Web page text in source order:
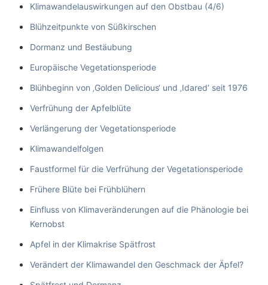
Klimawandelauswirkungen auf den Obstbau (4/6)
Blühzeitpunkte von Süßkirschen
Dormanz und Bestäubung
Europäische Vegetationsperiode
Blühbeginn von ‚Golden Delicious‘ und ‚Idared‘ seit 1976
Verfrühung der Apfelblüte
Verlängerung der Vegetationsperiode
Klimawandelfolgen
Faustformel für die Verfrühung der Vegetationsperiode
Frühere Blüte bei Frühblühern
Einfluss von Klimaveränderungen auf die Phänologie bei
Kernobst
Apfel in der Klimakrise Spätfrost
Verändert der Klimawandel den Geschmack der Äpfel?